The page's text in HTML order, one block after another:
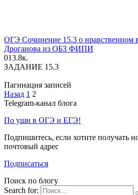
ОГЭ Сочинение 15.3 о нравственном
Дроганова из ОБЗ ФИПИ
013.8к.
Пагинация записей
Назад 1 2
Telegram-канал блога
По уши в ОГЭ и ЕГЭ!
Подпишитесь, если хотите получать
почтовый адрес
Подписаться
Поиск по блогу
Search for: